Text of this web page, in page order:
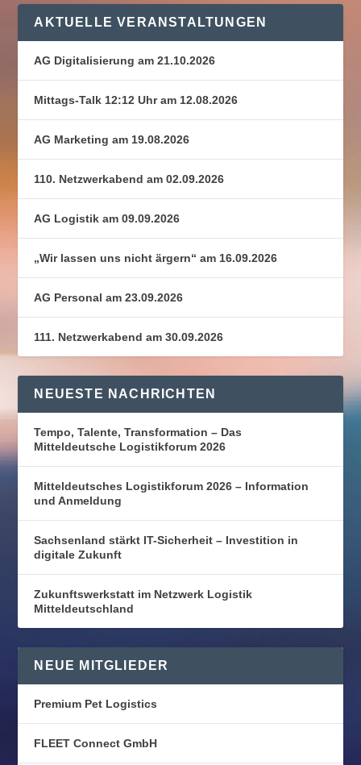
AKTUELLE VERANSTALTUNGEN
AG Digitalisierung am 21.10.2026
Mittags-Talk 12:12 Uhr am 12.08.2026
AG Marketing am 19.08.2026
110. Netzwerkabend am 02.09.2026
AG Logistik am 09.09.2026
„Wir lassen uns nicht ärgern“ am 16.09.2026
AG Personal am 23.09.2026
111. Netzwerkabend am 30.09.2026
NEUESTE NACHRICHTEN
Tempo, Talente, Transformation – Das
Mitteldeutsche Logistikforum 2026
Mitteldeutsches Logistikforum 2026 – Information
und Anmeldung
Sachsenland stärkt IT-Sicherheit – Investition in
digitale Zukunft
Zukunftswerkstatt im Netzwerk Logistik
Mitteldeutschland
NEUE MITGLIEDER
Premium Pet Logistics
FLEET Connect GmbH